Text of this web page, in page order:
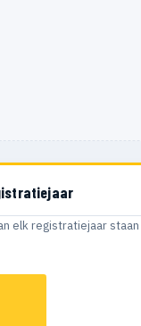
elk registratiejaar